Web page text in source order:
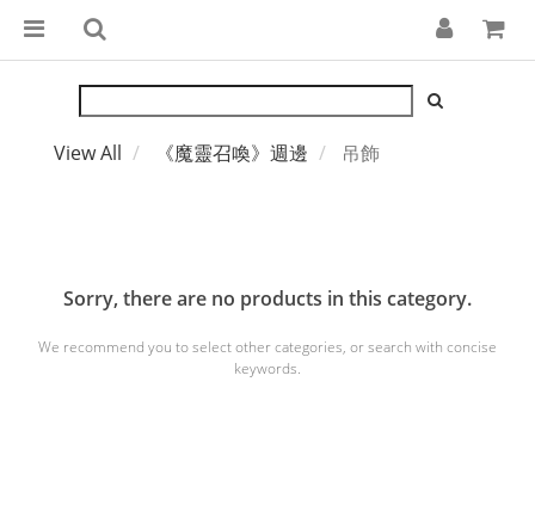
View All 《魔靈召喚》週邊 吊飾
Sorry, there are no products in this category.
We recommend you to select other categories, or search with concise
keywords.